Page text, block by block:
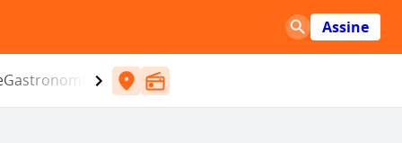
Assine
Gastronomia Entretenimento